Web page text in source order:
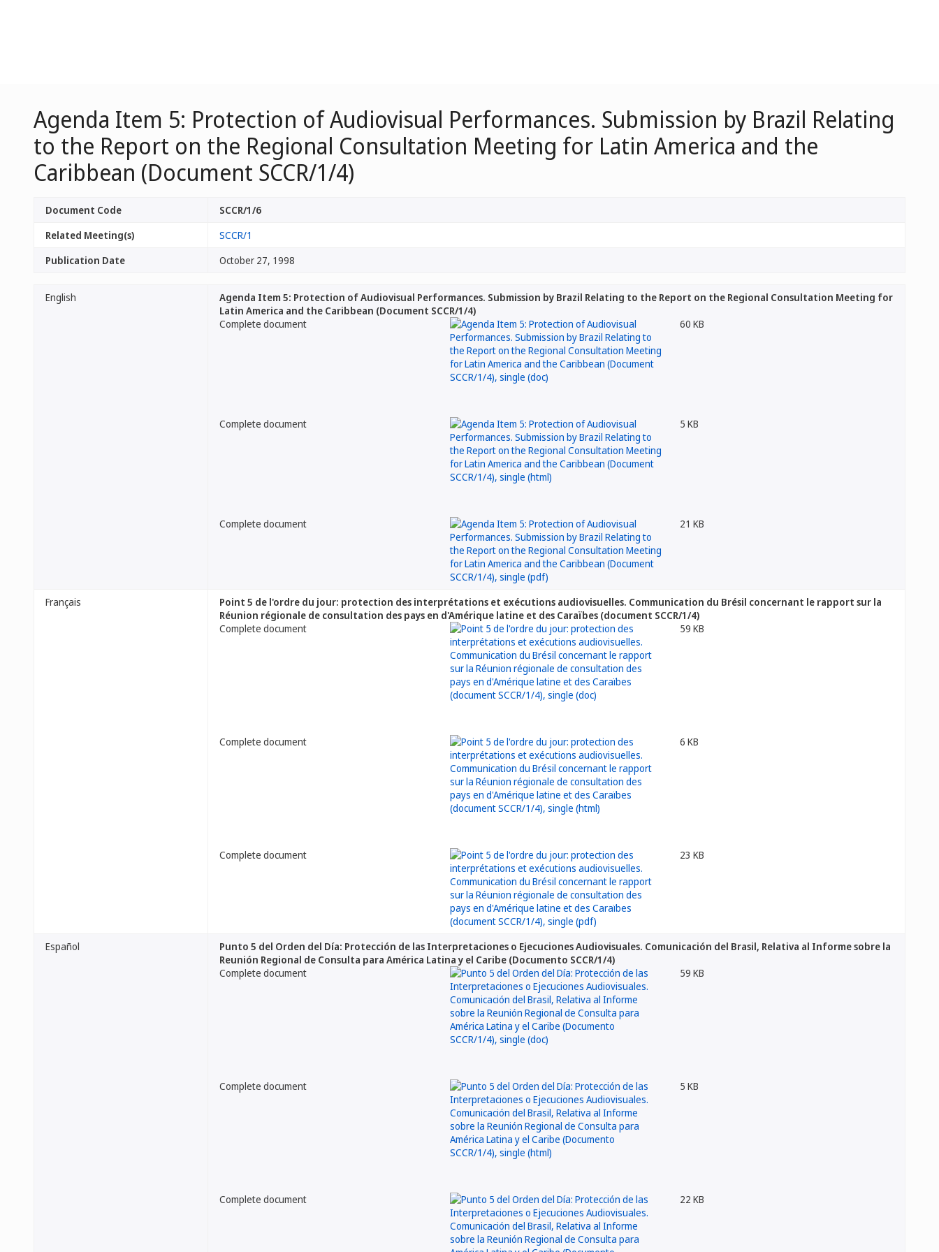
Agenda Item 5: Protection of Audiovisual Performances. Submission by Brazil Relating
to the Report on the Regional Consultation Meeting for Latin America and the
Caribbean (Document SCCR/1/4)
Document Code
SCCR/1/6
Related Meeting(s)
SCCR/1
Publication Date
October 27, 1998
English
Agenda Item 5: Protection of Audiovisual Performances. Submission by Brazil Relating to the Report on the Regional Consultation Meeting for
Latin America and the Caribbean (Document SCCR/1/4)
Complete document
60 KB
Complete document 5 KB
Complete document 21 KB
Français
Point 5 de l'ordre du jour: protection des interprétations et exécutions audiovisuelles. Communication du Brésil concernant le rapport sur la
Réunion régionale de consultation des pays en d'Amérique latine et des Caraïbes (document SCCR/1/4)
Complete document
59 KB
Complete document 6 KB
Complete document 23 KB
Español
Punto 5 del Orden del Día: Protección de las Interpretaciones o Ejecuciones Audiovisuales. Comunicación del Brasil, Relativa al Informe sobre la
Reunión Regional de Consulta para América Latina y el Caribe (Documento SCCR/1/4)
Complete document
59 KB
Complete document 5 KB
Complete document 22 KB